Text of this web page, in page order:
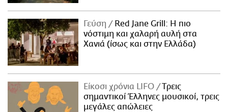
Γεύση
Red Jane Grill: Η πιο
νόστιμη και χαλαρή αυλή στα
Χανιά (ίσως και στην Ελλάδα)
Είκοσι χρόνια LIFO
Tρεις
σημαντικοί Έλληνες μουσικοί, τρεις
μεγάλες απώλειες